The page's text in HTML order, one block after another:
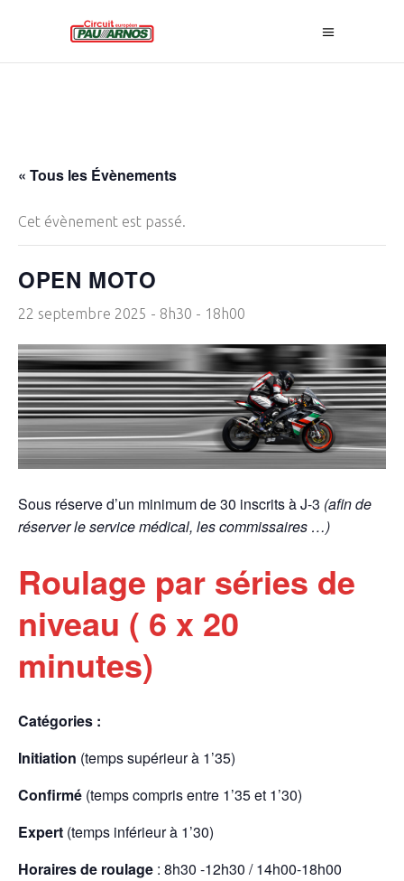
« Tous les Évènements
Cet évènement est passé.
OPEN MOTO
22 septembre 2025 - 8h30 - 18h00
Sous réserve d’un minimum de 30 inscrits à J-3 (afin de
réserver le service médical, les commissaires …)
Roulage par séries de
niveau ( 6 x 20
minutes)
Catégories :
Initiation (temps supérieur à 1’35)
Confirmé (temps compris entre 1’35 et 1’30)
Expert (temps inférieur à 1’30)
Horaires de roulage : 8h30 -12h30 / 14h00-18h00